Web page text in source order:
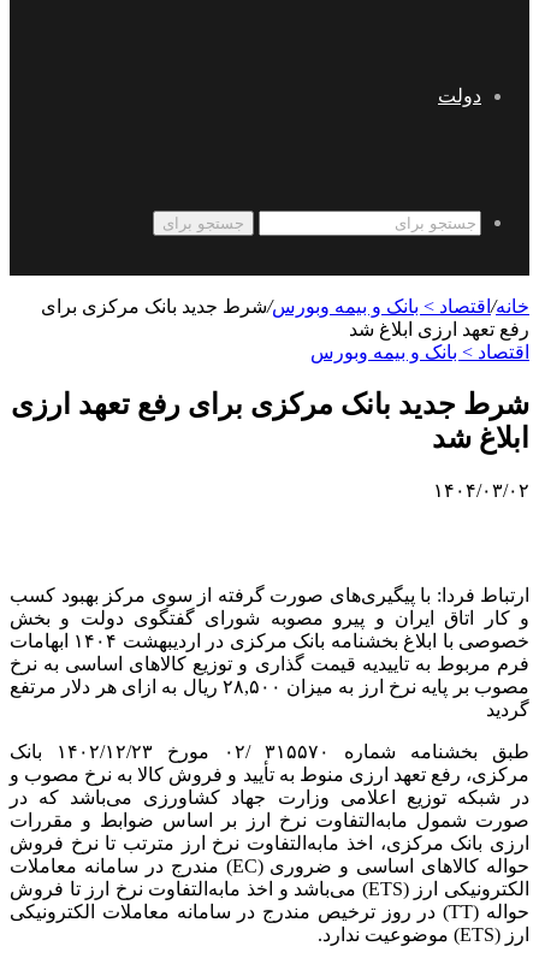
دولت
جستجو برای
خانه/ اقتصاد > بانک و بیمه وبورس/شرط جدید بانک مرکزی برای
رفع تعهد ارزی ابلاغ شد
اقتصاد > بانک و بیمه وبورس
شرط جدید بانک مرکزی برای رفع تعهد ارزی
ابلاغ شد
۱۴۰۴/۰۳/۰۲
ارتباط فردا: با پیگیری‌های صورت گرفته از سوی مرکز بهبود کسب
و کار
اتاق ایران و پیرو مصوبه شورای گفتگوی دولت و بخش
خصوصی با ابلاغ بخشنامه بانک مرکزی در اردیبهشت ۱۴۰۴ ابهامات
فرم مربوط به تاییدیه قیمت گذاری و توزیع کالاهای اساسی به نرخ
مصوب بر پایه نرخ ارز به میزان ۲۸,۵۰۰ ریال به ازای هر دلار مرتفع
گردید
طبق بخشنامه شماره ۳۱۵۵۷۰ /۰۲ مورخ ۱۴۰۲/۱۲/۲۳
بانک
مرکزی، رفع تعهد ارزی منوط به تأیید و فروش کالا به نرخ مصوب و
در شبکه توزیع اعلامی وزارت جهاد کشاورزی می‌باشد که در
صورت شمول مابه‌التفاوت نرخ ارز بر اساس ضوابط و مقررات
ارزی بانک مرکزی، اخذ مابه‌التفاوت نرخ ارز مترتب تا نرخ فروش
حواله کالاهای اساسی و ضروری (EC) مندرج در سامانه معاملات
الکترونیکی ارز (ETS) می‌باشد و اخذ مابه‌التفاوت نرخ ارز تا فروش
حواله (TT) در روز ترخیص مندرج در سامانه معاملات الکترونیکی
ارز (ETS) موضوعیت ندارد.